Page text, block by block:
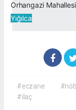
Orhangazi
Yığılca
#eczane
#ilaç